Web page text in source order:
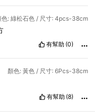
色: 綠松石色 / 尺寸: 4pcs-38cm
有幫助 (0)
顏色: 黃色 / 尺寸: 6Pcs-38cm
有幫助 (8)